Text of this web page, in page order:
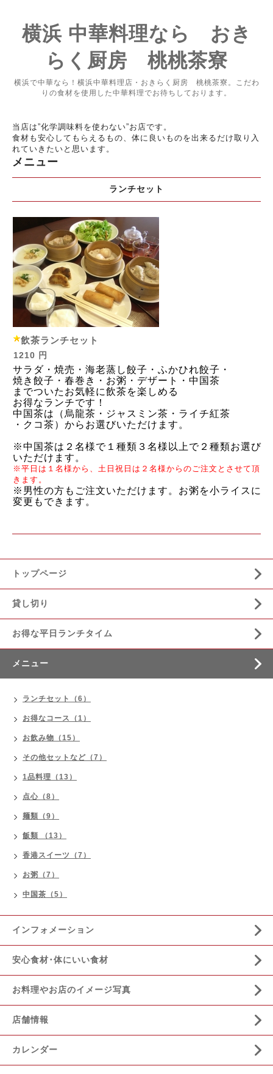
横浜 中華料理なら おき
らく厨房 桃桃茶寮
横浜で中華なら！横浜中華料理店・おきらく厨房 桃桃茶寮。こだわ
りの食材を使用した中華料理でお待ちしております。
当店は”化学調味料を使わない”お店です。
食材も安心してもらえるもの、体に良いものを出来るだけ取り入
れていきたいと思います。
メニュー
ランチセット
飲茶ランチセット
1210 円
サラダ・焼売・海老蒸し餃子・ふかひれ餃子・
焼き餃子・春巻き・お粥・デザート・中国茶
までついたお気軽に飲茶を楽しめる
お得なランチです！
中国茶は（烏龍茶・ジャスミン茶・ライチ紅茶
・クコ茶）からお選びいただけます。
※中国茶は２名様で１種類３名様以上で２種類お選び
いただけます。
※平日は１名様から、土日祝日は２名様からのご注文とさせて頂
きます。
※男性の方もご注文いただけます。お粥を小ライスに
変更もできます。
トップページ
貸し切り
お得な平日ランチタイム
メニュー
ランチセット（6）
お得なコース（1）
お飲み物（15）
その他セットなど（7）
1品料理（13）
点心（8）
麺類（9）
飯類 （13）
香港スイーツ（7）
お粥（7）
中国茶（5）
インフォメーション
安心食材･体にいい食材
お料理やお店のイメージ写真
店舗情報
カレンダー